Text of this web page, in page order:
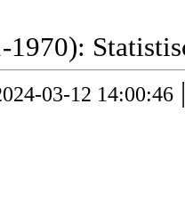
03-12 14:00:46